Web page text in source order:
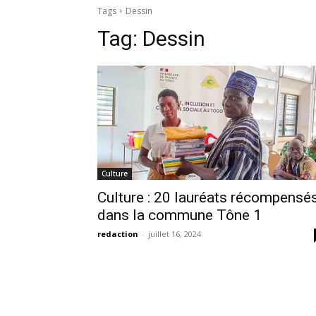
Tags Dessin
Tag: Dessin
Culture
Culture : 20 lauréats
dans la commune Tône 1
redaction - juillet 16, 2024